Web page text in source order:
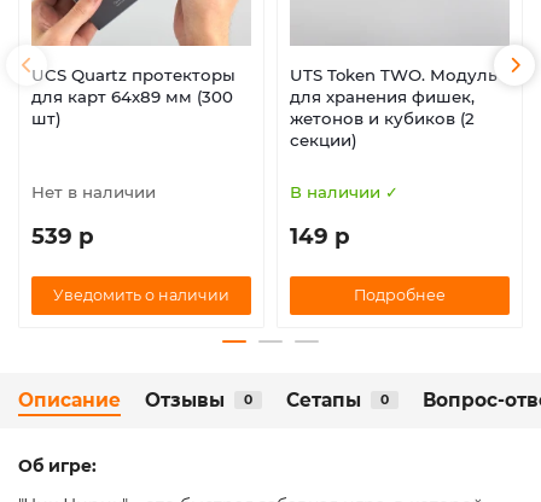
UCS Quartz протекторы
для карт 64х89 мм (300
шт)
Нет в наличии
539 р
Уведомить о наличии
UTS Token TWO. Модуль
для хранения фишек,
жетонов и кубиков (2
секции)
В наличии ✓
149 р
Подробнее
Описание Отзывы 0 Сетапы 0 Вопрос-
Об игре: